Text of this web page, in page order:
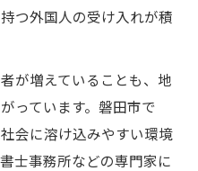
つ外国人の受け入れが積
が増えていることも、地
っています。磐田市で
会に溶け込みやすい環境
士事務所などの専門家に